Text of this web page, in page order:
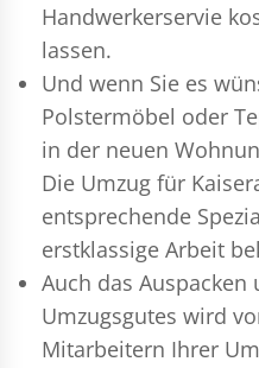
Handwerkerservie
lassen.
Und wenn Sie es
Polstermöbel oder
in der neuen
Die Umzug für
entsprechende
erstklassige Arbeit
Auch das
Umzugsgutes wird
Mitarbeitern Ihrer